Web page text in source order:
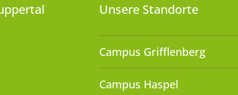
Unsere Standorte
Campus Grifflenberg
Campus Haspel